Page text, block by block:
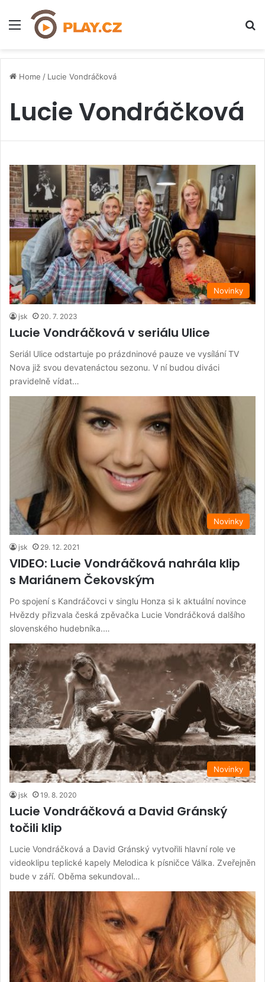
Menu
Home / Lucie Vondráčková
Lucie Vondráčková
Novinky
jsk 20. 7. 2023
Lucie Vondráčková v seriálu Ulice
Seriál Ulice odstartuje po prázdninové pauze ve vysílání TV
Nova již svou devatenáctou sezonu. V ní budou diváci
pravidelně vídat…
Novinky
jsk 29. 12. 2021
VIDEO: Lucie Vondráčková nahrála klip
s Mariánem Čekovským
Po spojení s Kandráčovci v singlu Honza si k aktuální novince
Hvězdy přizvala česká zpěvačka Lucie Vondráčková dalšího
slovenského hudebníka.…
Novinky
jsk 19. 8. 2020
Lucie Vondráčková a David Gránský
točili klip
Lucie Vondráčková a David Gránský vytvořili hlavní role ve
videoklipu teplické kapely Melodica k písničce Válka. Zveřejněn
bude v září. Oběma sekundoval…